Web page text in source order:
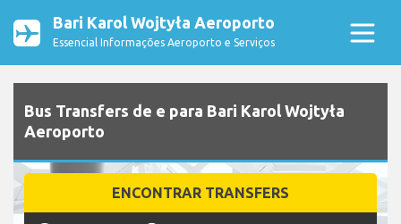
Bari Karol Wojtyła Aeroporto
Essencial Informações Aeroporto e Serviços
Bus Transfers de e para Bari Karol Wojtyła
Aeroporto
ENCONTRAR TRANSFERS